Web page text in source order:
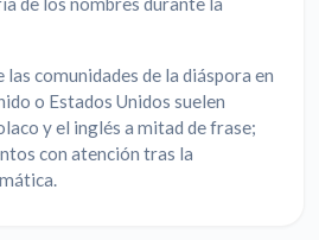
las comunidades de la diáspora en
o Estados Unidos suelen
y el inglés a mitad de frase;
con atención tras la